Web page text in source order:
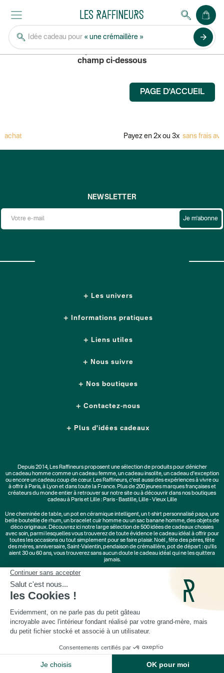
Idée cadeau pour « une crémaillère » arrow_forward
MIDLETON
Pour rechercher un produit, saisissez son nom dans le
champ ci-dessous
PAGE D'ACCUEIL
Payez en 2x ou 3x sans frais
Les univers
Informations pratiques
Liens utiles
NEWSLETTER
Je m'abonne
Nous suivre
Nos boutiques
Contactez-nous
Plus d'idées cadeaux
Depuis 2014, Les Raffineurs proposent une sélection de produits pour dénicher
uncadeau hommecomme un cadeau femme, uncadeau insolite, uncadeau d'exception
ou encore un cadeau coup de cœur. Les Raffineurs, c'est aussi desexpériences à vivreou
à offrir à Paris, à Lyon et dans toute la France. Plus de200 jeunes marquesfrançaises et
créateurs du monde entier à retrouver sur notre site ou à découvrir dans nos boutiques
cadeau à Paris et Lille : Paris - Bastille, Lille - Vieux Lille
Unecheminée de table, unpot en céramique intelligent, unt-shirt personnalisé papa, une
belle bouteille de rhum, un bracelet cuir hommeou unsac banane homme, desobjets de
déco originaux. Découvrez ici notre large sélection de500 idées de cadeauxchoisies
avec soin, parmi lesquelles vous trouverez de toute évidence le cadeau idéal à offrir pour
toutes les occasions ou tout simplement pour se faire plaisir. Noël,fête des pères,fête
des mères,anniversaire,Saint-Valentin,pendaison de crémaillère, pot de départ : qu'ils
aient 30 ou 60 ans, vous trouverez sans aucun doute le cadeau idéal qui ne les quittera
jamais.
Cadeaux Saint-Valentin|Cadeaux Fête des Grands-Mères
Cadeaux Fête des Pères
Cadeaux Secret Santa
© Les Raffineurs 2014-2026 | Mentions légales-Cookies-Politique de confidentialité